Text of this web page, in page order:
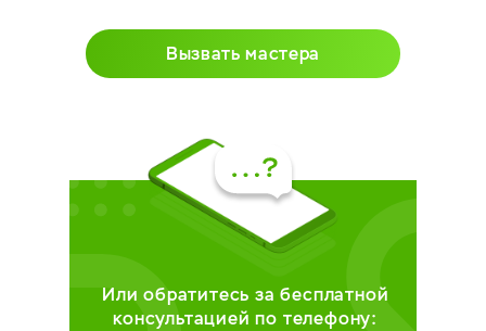
Вызвать мастера
Или обратитесь за бесплатной
консультацией по телефону: